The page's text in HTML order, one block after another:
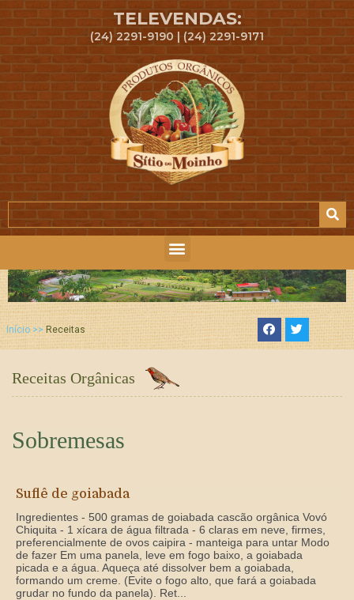
TELEVENDAS:
(24) 2291-9190 | (24) 2291-9171
Início >> Receitas
Receitas Orgânicas
Sobremesas
Suflê de goiabada
Ingredientes - 500 gramas de goiabada cascão orgânica Vovó
Chiquita - 1 xícara de água filtrada - 6 claras em neve, firmes,
preferencialmente de ovos caipira - manteiga para untar Modo
de fazer Em uma panela, leve em fogo baixo, a goiabada
picada e a água. Aqueça até dissolver bem a goiabada,
formando um creme. (Evite o fogo alto, que fará a goiabada
grudar no fundo da panela). Ret...